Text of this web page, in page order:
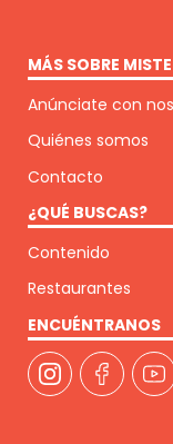
MÁS SOBRE
Anúnciate con
Quiénes somos
Contacto
¿QUÉ BUSCAS?
Contenido
Restaurantes
ENCUÉNTRANOS